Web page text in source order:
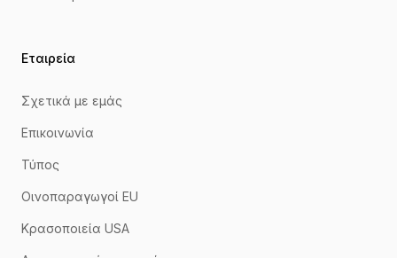
Εταιρεία
Σχετικά με εμάς
Επικοινωνία
Τύπος
Οινοπαραγωγοί EU
Κρασοποιεία USA